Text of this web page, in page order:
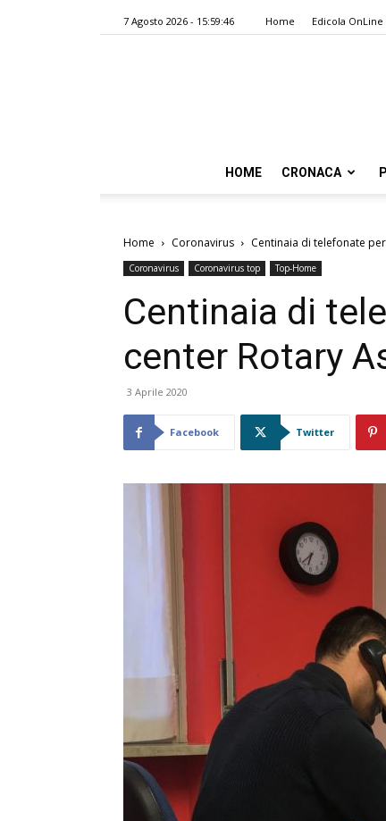
7 Agosto 2026 - 15:59:46 Home Edicola OnLine
HOME CRONACA
Home Coronavirus Centinaia di telefonate
Coronavirus Coronavirus top Top-Home
Centinaia di
center Rotary
3 Aprile 2020
Facebook Twitter